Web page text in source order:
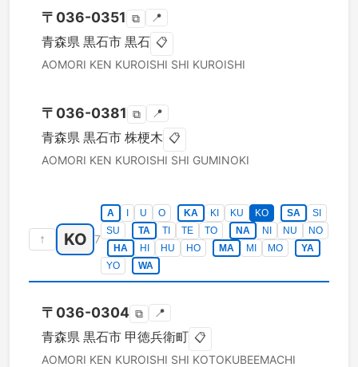
〒 036-0351 ⧉ 📍
青森県 黒石市 黒石 📋
AOMORI KEN KUROISHI SHI KUROISHI
〒 036-0381 ⧉ 📍
青森県 黒石市 株梗木 📋
AOMORI KEN KUROISHI SHI GUMINOKI
↑ KO 7
A U O KA KI KU KO SA
SI
SU
TA TI TE TO NA NI NU
NO
HA
HI HU HO MA MI MO
YA
YO
WA
〒 036-0304 ⧉ 📍
青森県 黒石市 甲徳兵衛町 📋
AOMORI KEN KUROISHI SHI KOTOKUBEEMACHI